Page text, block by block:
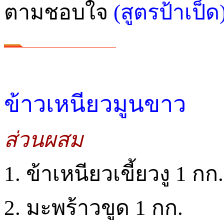
ตามชอบใจ (สูตรป้าเป็ด
ข้าวเหนียวมูนขาว
ส่วนผสม
1. ข้าเหนียวเขี้ยวงู 1 กก.
2. มะพร้าวขูด 1 กก.